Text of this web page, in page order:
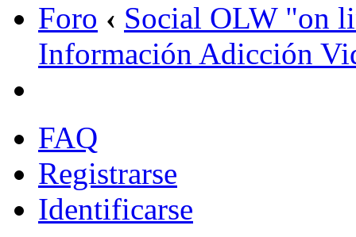
Foro ‹ Social OLW "on
Información Adicción
FAQ
Registrarse
Identificarse